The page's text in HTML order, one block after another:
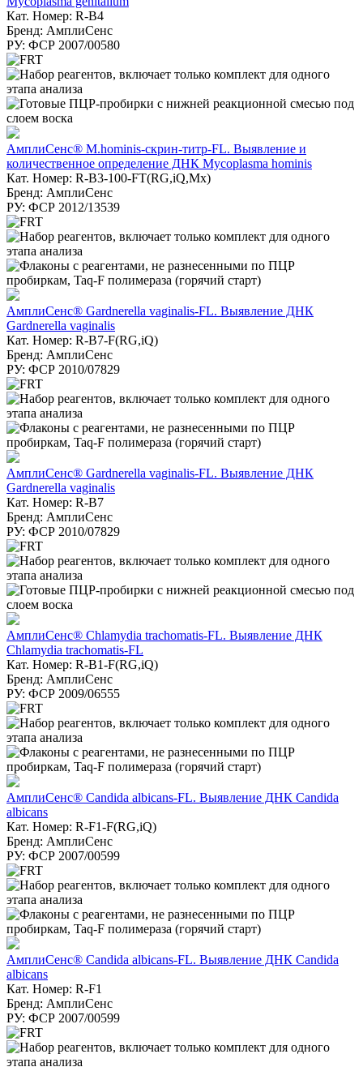
Кат. Номер: R-B4
Бренд: АмплиСенс
РУ: ФСР 2007/00580
АмплиСенс® M.hominis-скрин-титр-FL. Выявление и
количественное определение ДНК Mycoplasma hominis
Кат. Номер: R-B3-100-FT(RG,iQ,Mx)
Бренд: АмплиСенс
РУ: ФСР 2012/13539
АмплиСенс® Gardnerella vaginalis-FL. Выявление ДНК
Gardnerella vaginalis
Кат. Номер: R-B7-F(RG,iQ)
Бренд: АмплиСенс
РУ: ФСР 2010/07829
АмплиСенс® Gardnerella vaginalis-FL. Выявление ДНК
Gardnerella vaginalis
Кат. Номер: R-B7
Бренд: АмплиСенс
РУ: ФСР 2010/07829
АмплиСенс® Chlamydia trachomatis-FL. Выявление ДНК
Chlamydia trachomatis-FL
Кат. Номер: R-B1-F(RG,iQ)
Бренд: АмплиСенс
РУ: ФСР 2009/06555
АмплиСенс® Candida albicans-FL. Выявление ДНК Candida
albicans
Кат. Номер: R-F1-F(RG,iQ)
Бренд: АмплиСенс
РУ: ФСР 2007/00599
АмплиСенс® Candida albicans-FL. Выявление ДНК Candida
albicans
Кат. Номер: R-F1
Бренд: АмплиСенс
РУ: ФСР 2007/00599